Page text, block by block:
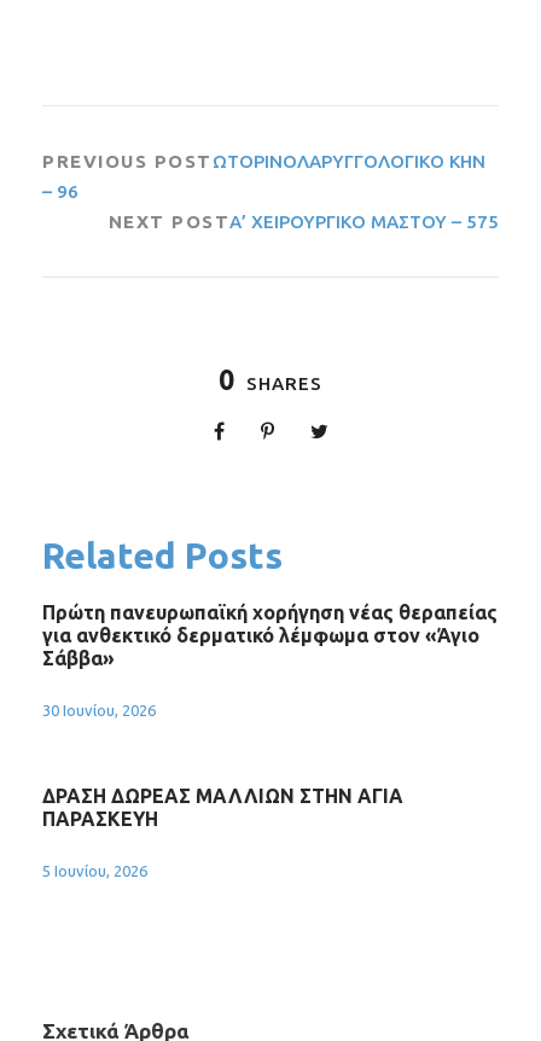
PREVIOUS POST ΩΤΟΡΙΝΟΛΑΡΥΓΓΟΛΟΓΙΚΟ ΚΗΝ
– 96
NEXT POSTΑ’ ΧΕΙΡΟΥΡΓΙΚΟ ΜΑΣΤΟΥ – 575
0 SHARES
Related Posts
Πρώτη πανευρωπαϊκή χορήγηση νέας θεραπείας
για ανθεκτικό δερματικό λέμφωμα στον «Άγιο
Σάββα»
30 Ιουνίου, 2026
ΔΡΑΣΗ ΔΩΡΕΑΣ ΜΑΛΛΙΩΝ ΣΤΗΝ ΑΓΙΑ
ΠΑΡΑΣΚΕΥΗ
5 Ιουνίου, 2026
Σχετικά Άρθρα